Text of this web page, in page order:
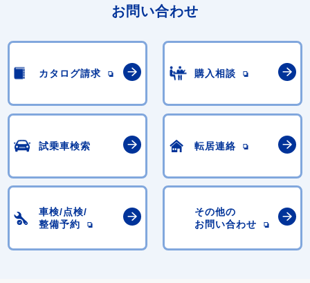
お問い合わせ
カタログ請求 購入相談
試乗車検索 転居連絡
車検/点検/
整備予約
その他の
お問い合わせ